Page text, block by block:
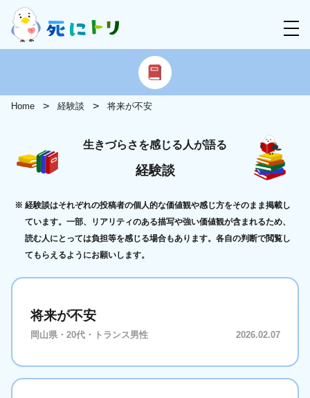
Home 経験談 将来が不安
生きづらさを感じる人が語る
経験談
経験談はそれぞれの投稿者の個人的な価値観や感じ方をそのまま掲載し
ています。一部、リアリティのある描写や強い価値観が含まれるため、
読む人にとっては負担等を感じる場合もあります。各自の判断で閲覧し
てもらえるようにお願いします。
将来が不安
岡山県・20代・トランス男性 2026.02.07